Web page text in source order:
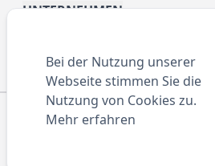
UNTERNEHMEN
INFORMATIONEN
© 2016 ANYBRAND.de. All Rights
Preisangaben sind Nettopreise
Kein Privatverkauf. Unser
Bei der Nutzung unserer
Webseite stimmen Sie die
Nutzung von Cookies zu.
Mehr erfahren